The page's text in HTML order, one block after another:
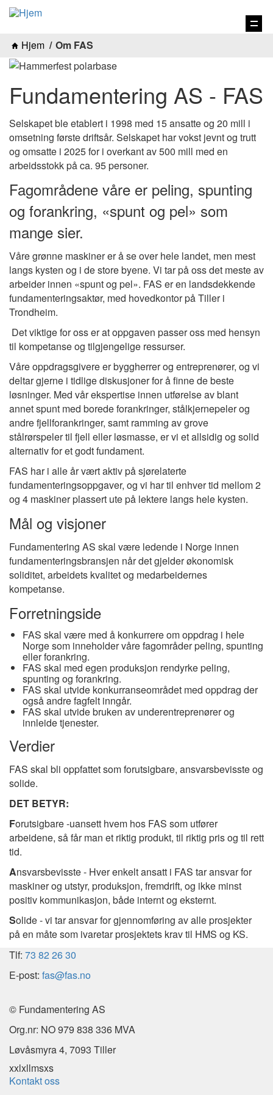
Vis
Hjem Om FAS
Fundamentering AS - FAS
Selskapet ble etablert i 1998 med 15 ansatte og 20 mill i
omsetning første driftsår. Selskapet har vokst jevnt og trutt
og omsatte i 2025 for i overkant av 500 mill med en
arbeidsstokk på ca. 95 personer.
Fagområdene våre er peling, spunting
og forankring, «spunt og pel» som
mange sier.
Våre grønne maskiner er å se over hele landet, men mest
langs kysten og i de store byene. Vi tar på oss det meste av
arbeider innen «spunt og pel». FAS er en landsdekkende
fundamenteringsaktør, med hovedkontor på Tiller i
Trondheim.
Det viktige for oss er at oppgaven passer oss med hensyn
til kompetanse og tilgjengelige ressurser.
Våre oppdragsgivere er byggherrer og entreprenører, og vi
deltar gjerne i tidlige diskusjoner for å finne de beste
løsninger. Med vår ekspertise innen utførelse av blant
annet spunt med borede forankringer, stålkjernepeler og
andre fjellforankringer, samt ramming av grove
stålrørspeler til fjell eller løsmasse, er vi et allsidig og solid
alternativ for et godt fundament.
FAS har i alle år vært aktiv på sjørelaterte
fundamenteringsoppgaver, og vi har til enhver tid mellom 2
og 4 maskiner plassert ute på lektere langs hele kysten.
Mål og visjoner
Fundamentering AS skal være ledende i Norge innen
fundamenteringsbransjen når det gjelder økonomisk
soliditet, arbeidets kvalitet og medarbeidernes
kompetanse.
Forretningside
FAS skal være med å konkurrere om oppdrag i hele
Norge som inneholder våre fagområder peling, spunting
eller forankring.
FAS skal med egen produksjon rendyrke peling,
spunting og forankring.
FAS skal utvide konkurranseområdet med oppdrag der
også andre fagfelt inngår.
FAS skal utvide bruken av underentreprenører og
innleide tjenester.
Verdier
FAS skal bli oppfattet som forutsigbare, ansvarsbevisste og
solide.
DET BETYR:
Forutsigbare -uansett hvem hos FAS som utfører
arbeidene, så får man et riktig produkt, til riktig pris og til rett
tid.
Ansvarsbevisste - Hver enkelt ansatt i FAS tar ansvar for
maskiner og utstyr, produksjon, fremdrift, og ikke minst
positiv kommunikasjon, både internt og eksternt.
Solide - vi tar ansvar for gjennomføring av alle prosjekter
på en måte som ivaretar prosjektets krav til HMS og KS.
Tlf: 73 82 26 30
E-post: fas@fas.no
© Fundamentering AS
Org.nr: NO 979 838 336 MVA
Løvåsmyra 4, 7093 Tiller
xxlxllmsxs
Kontakt oss